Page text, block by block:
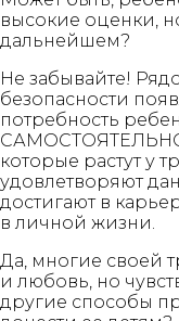
высокие оценки,
дальнейшем?
Не забывайте!
безопасности
потребность
которые растут у
удовлетворяют
достигают в
в личной жизни.
Да, многие своей
и любовь, но
другие способы